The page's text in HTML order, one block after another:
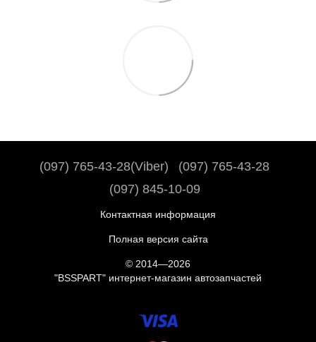
(097) 765-43-28(Viber)
(097) 765-43-28
(097) 845-10-09
Контактная информация
Полная версия сайта
© 2014—2026
"BSSPART" интернет-магазин автозапчастей